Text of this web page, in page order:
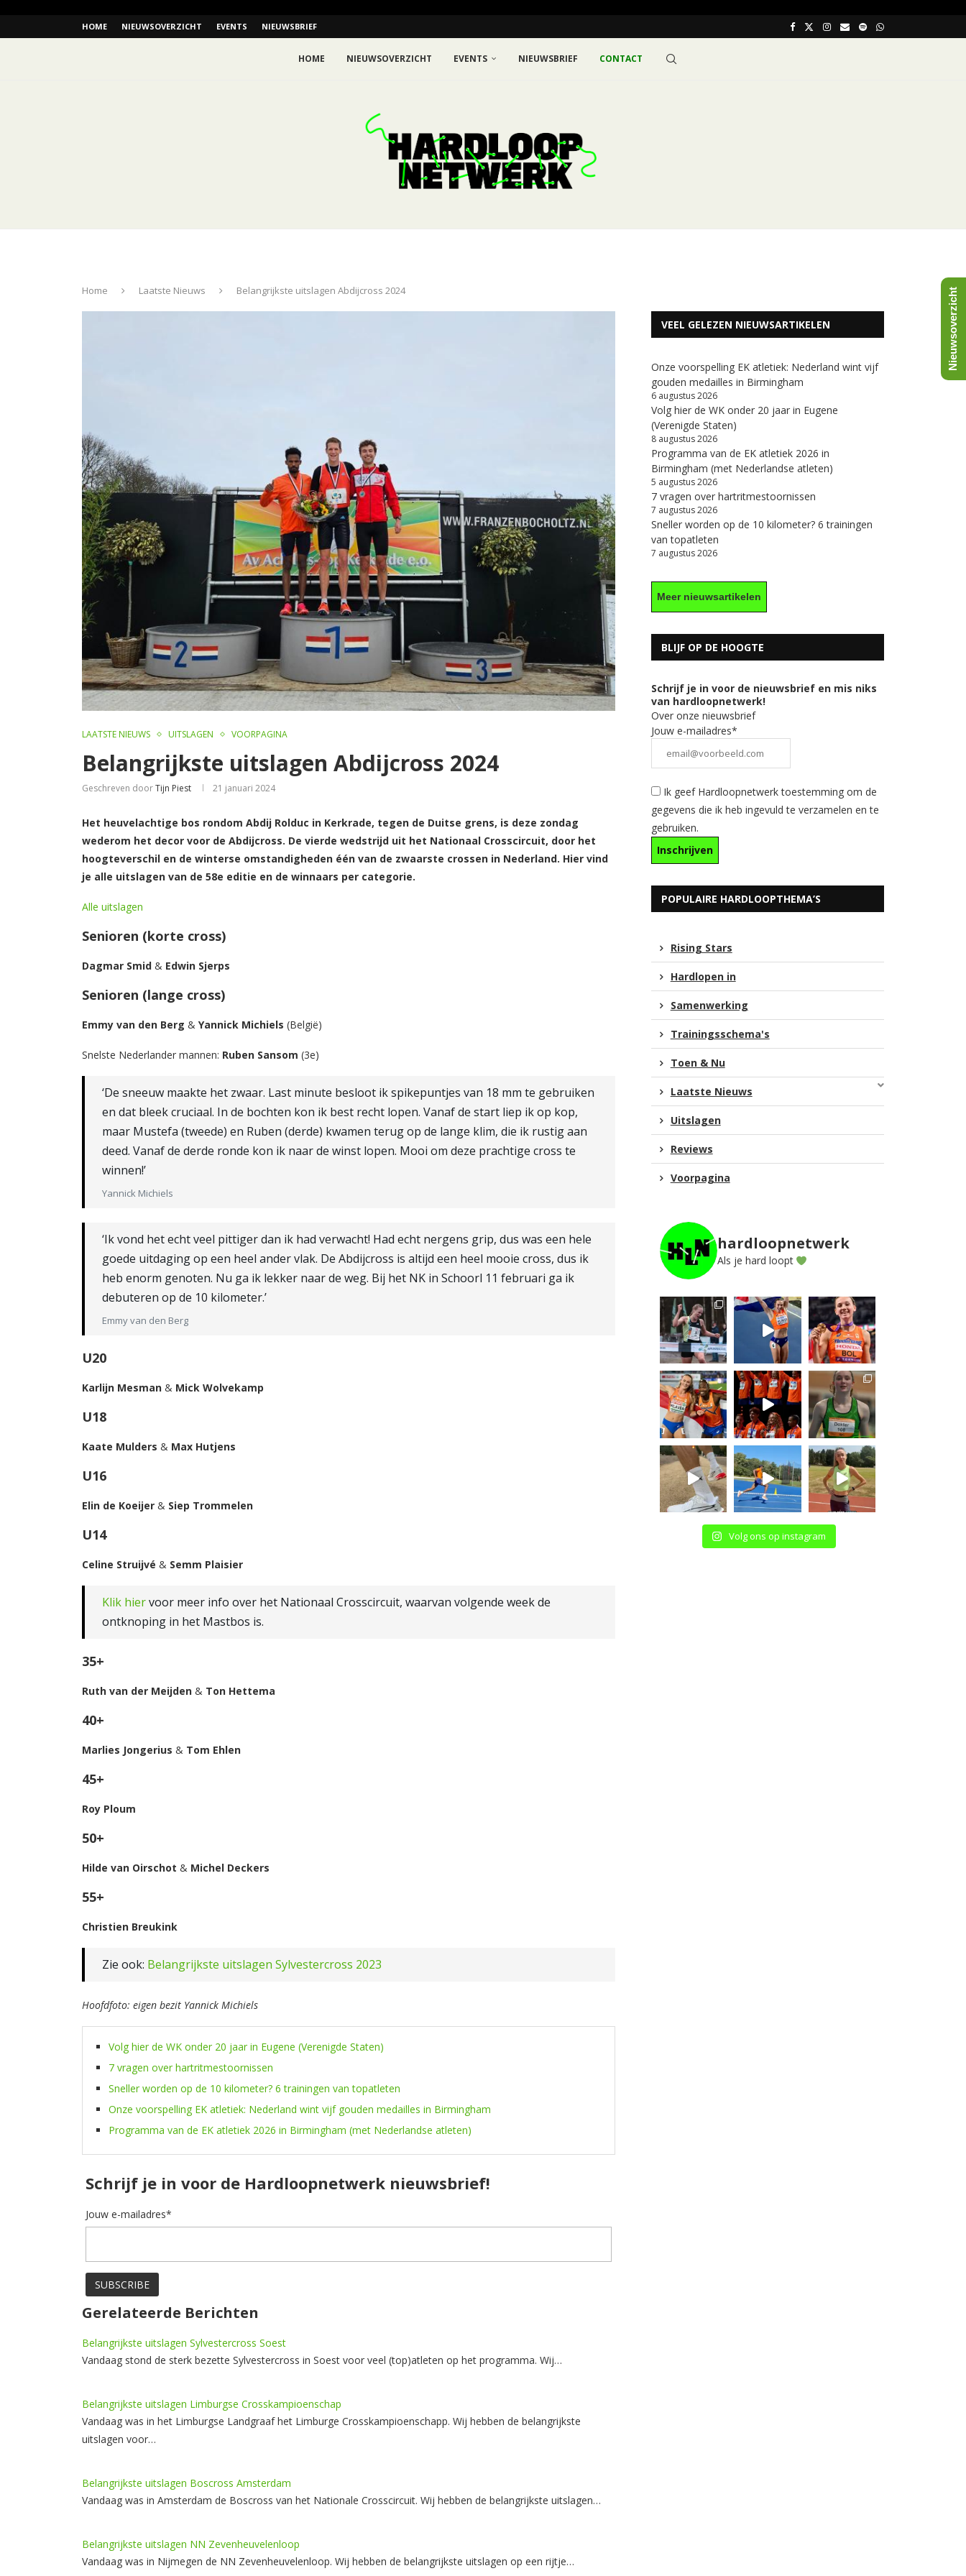
HOME NIEUWSOVERZICHT EVENTS NIEUWSBRIEF
HOME NIEUWSOVERZICHT EVENTS NIEUWSBRIEF CONTACT
Home Laatste Nieuws Belangrijkste uitslagen Abdijcross 2024
LAATSTE NIEUWS UITSLAGEN VOORPAGINA
Belangrijkste uitslagen Abdijcross 2024
Geschreven doorTijn Piest 21 januari 2024
Het heuvelachtige bos rondom Abdij Rolduc in Kerkrade, tegen de Duitse grens, is deze zondag
wederom het decor voor de Abdijcross. De vierde wedstrijd uit het Nationaal Crosscircuit, door het
hoogteverschil en de winterse omstandigheden één van de zwaarste crossen in Nederland. Hier vind
je alle uitslagen van de 58e editie en de winnaars per categorie.
Alle uitslagen
Senioren (korte cross)
Dagmar Smid & Edwin Sjerps
Senioren (lange cross)
Emmy van den Berg & Yannick Michiels (België)
Snelste Nederlander mannen: Ruben Sansom (3e)
‘De sneeuw maakte het zwaar. Last minute besloot ik spikepuntjes van 18 mm te gebruiken
en dat bleek cruciaal. In de bochten kon ik best recht lopen. Vanaf de start liep ik op kop,
maar Mustefa (tweede) en Ruben (derde) kwamen terug op de lange klim, die ik rustig aan
deed. Vanaf de derde ronde kon ik naar de winst lopen. Mooi om deze prachtige cross te
winnen!’
Yannick Michiels
‘Ik vond het echt veel pittiger dan ik had verwacht! Had echt nergens grip, dus was een hele
goede uitdaging op een heel ander vlak. De Abdijcross is altijd een heel mooie cross, dus ik
heb enorm genoten. Nu ga ik lekker naar de weg. Bij het NK in Schoorl 11 februari ga ik
debuteren op de 10 kilometer.’
Emmy van den Berg
U20
Karlijn Mesman & Mick Wolvekamp
U18
Kaate Mulders & Max Hutjens
U16
Elin de Koeijer & Siep Trommelen
U14
Celine Struijvé & Semm Plaisier
Klik hiervoor meer info over het Nationaal Crosscircuit, waarvan volgende week de
ontknoping in het Mastbos is.
35+
Ruth van der Meijden & Ton Hettema
40+
Marlies Jongerius & Tom Ehlen
45+
Roy Ploum
50+
Hilde van Oirschot & Michel Deckers
55+
Christien Breukink
Zie ook: Belangrijkste uitslagen Sylvestercross 2023
Hoofdfoto: eigen bezit Yannick Michiels
Volg hier de WK onder 20 jaar in Eugene (Verenigde Staten)
7 vragen over hartritmestoornissen
Sneller worden op de 10 kilometer? 6 trainingen van topatleten
Onze voorspelling EK atletiek: Nederland wint vijf gouden medailles in Birmingham
Programma van de EK atletiek 2026 in Birmingham (met Nederlandse atleten)
Schrijf je in voor de Hardloopnetwerk nieuwsbrief!
Jouw e-mailadres*
Gerelateerde Berichten
Belangrijkste uitslagen Sylvestercross Soest
Vandaag stond de sterk bezette Sylvestercross in Soest voor veel (top)atleten op het programma. Wij…
Belangrijkste uitslagen Limburgse Crosskampioenschap
Vandaag was in het Limburgse Landgraaf het Limburge Crosskampioenschapp. Wij hebben de belangrijkste
uitslagen voor…
Belangrijkste uitslagen Boscross Amsterdam
Vandaag was in Amsterdam de Boscross van het Nationale Crosscircuit. Wij hebben de belangrijkste uitslagen…
Belangrijkste uitslagen NN Zevenheuvelenloop
Vandaag was in Nijmegen de NN Zevenheuvelenloop. Wij hebben de belangrijkste uitslagen op een rijtje…
VEEL GELEZEN NIEUWSARTIKELEN
Onze voorspelling EK atletiek: Nederland wint vijf
gouden medailles in Birmingham
6 augustus 2026
Volg hier de WK onder 20 jaar in Eugene
(Verenigde Staten)
8 augustus 2026
Programma van de EK atletiek 2026 in
Birmingham (met Nederlandse atleten)
5 augustus 2026
7 vragen over hartritmestoornissen
7 augustus 2026
Sneller worden op de 10 kilometer? 6 trainingen
van topatleten
7 augustus 2026
Meer nieuwsartikelen
BLIJF OP DE HOOGTE
Schrijf je in voor de nieuwsbrief en mis niks
van hardloopnetwerk!
Over onze nieuwsbrief
Jouw e-mailadres*
Ik geef Hardloopnetwerk toestemming om de
gegevens die ik heb ingevuld te verzamelen en te
gebruiken.
POPULAIRE HARDLOOPTHEMA’S
Rising Stars
Hardlopen in
Samenwerking
Trainingsschema's
Toen & Nu
Laatste Nieuws
Uitslagen
Reviews
Voorpagina
hardloopnetwerk
Als je hard loopt
Volg ons op instagram
Nieuwsoverzicht